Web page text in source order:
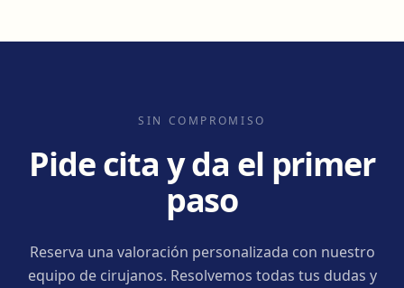
SIN COMPROMISO
Pide cita y da el primer
paso
Reserva una valoración personalizada con nuestro
equipo de cirujanos. Resolvemos todas tus dudas y